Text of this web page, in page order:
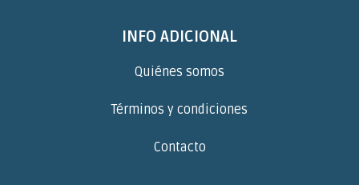
INFO ADICIONAL
Quiénes somos
Términos y condiciones
Contacto